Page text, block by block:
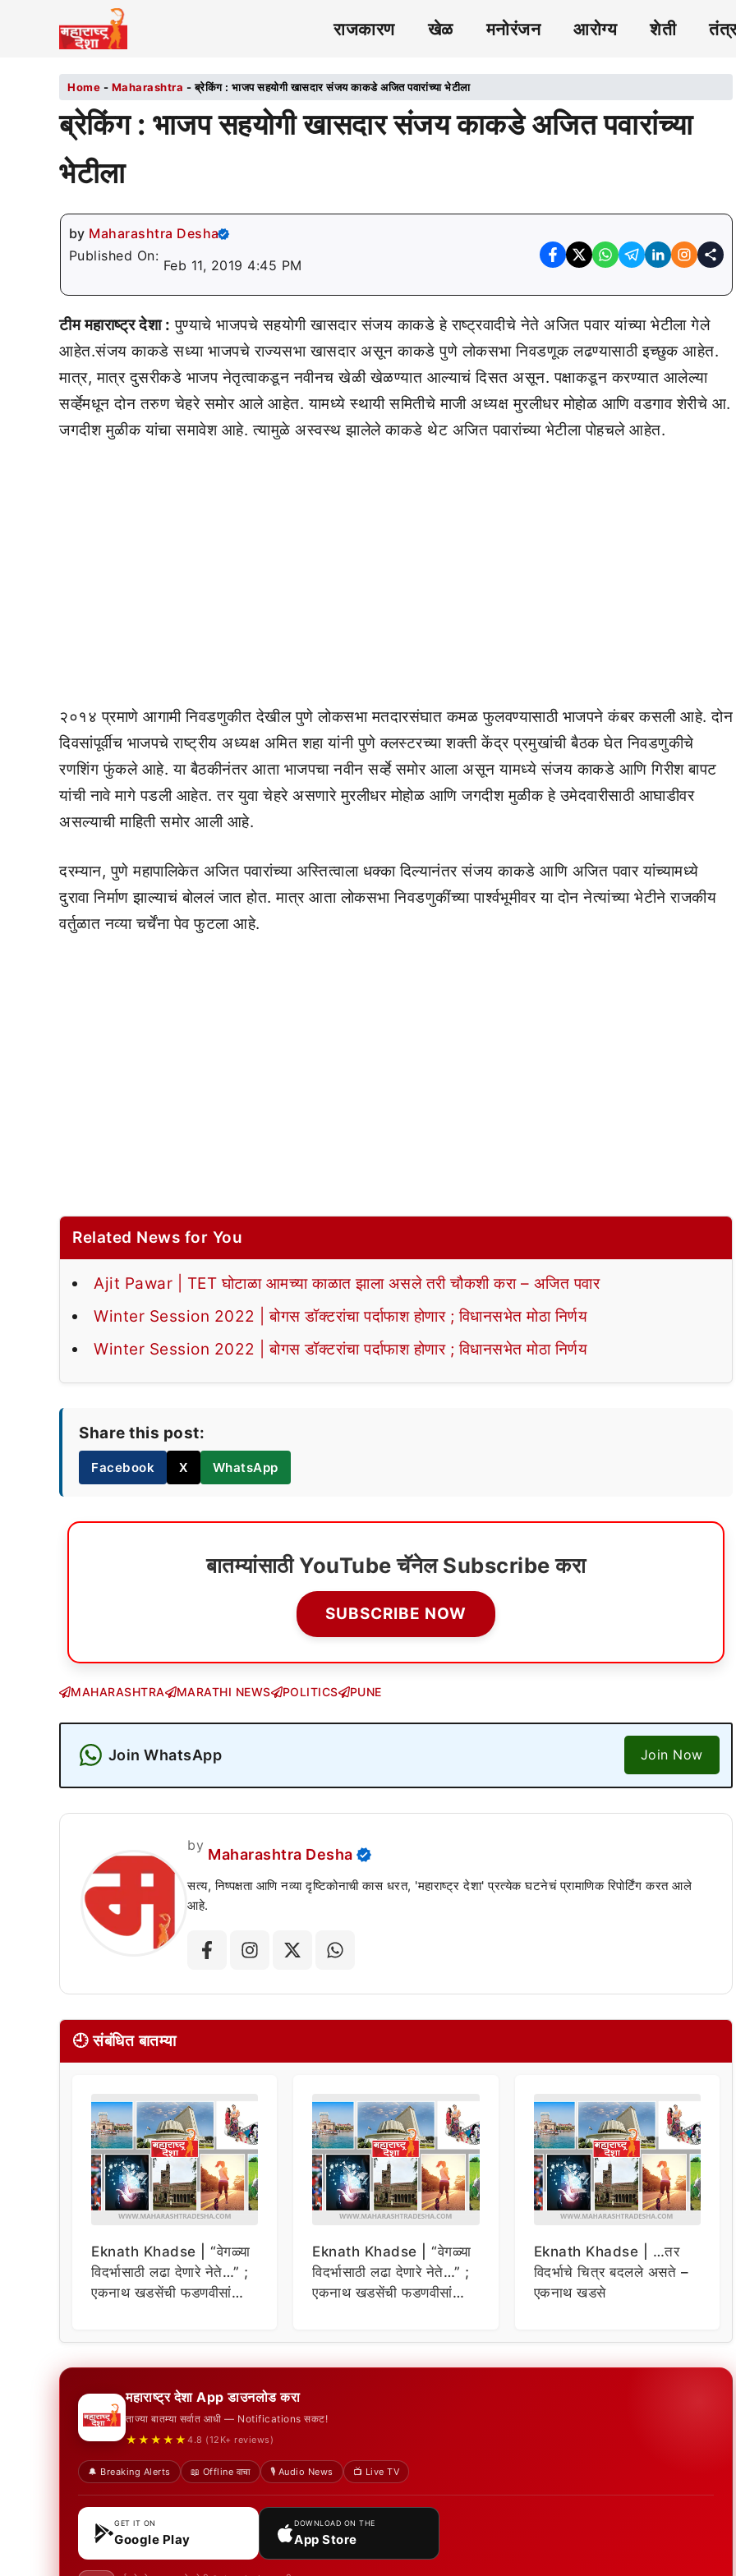
राजकारण खेळ मनोरंजन आरोग्य शेती
Home - Maharashtra -ब्रेकिंग : भाजप सहयोगी खासदार संजय काकडे अजित पवारांच्या भेटीला
ब्रेकिंग : भाजप सहयोगी खासदार संजय काकडे अजित पवारांच्या
भेटीला
by Maharashtra Desha
Published On:
Feb 11, 2019 4:45 PM
टीम महाराष्ट्र देशा : पुण्याचे भाजपचे सहयोगी खासदार संजय काकडे हे राष्ट्रवादीचे नेते अजित पवार यांच्या भेटीला गेले
आहेत.संजय काकडे सध्या भाजपचे राज्यसभा खासदार असून काकडे पुणे लोकसभा निवडणूक लढण्यासाठी इच्छुक आहेत.
मात्र, मात्र दुसरीकडे भाजप नेतृत्वाकडून नवीनच खेळी खेळण्यात आल्याचं दिसत असून. पक्षाकडून करण्यात आलेल्या
सर्व्हेमधून दोन तरुण चेहरे समोर आले आहेत. यामध्ये स्थायी समितीचे माजी अध्यक्ष मुरलीधर मोहोळ आणि वडगाव शेरीचे आ.
जगदीश मुळीक यांचा समावेश आहे. त्यामुळे अस्वस्थ झालेले काकडे थेट अजित पवारांच्या भेटीला पोहचले आहेत.
२०१४ प्रमाणे आगामी निवडणुकीत देखील पुणे लोकसभा मतदारसंघात कमळ फुलवण्यासाठी भाजपने कंबर कसली आहे. दोन
दिवसांपूर्वीच भाजपचे राष्ट्रीय अध्यक्ष अमित शहा यांनी पुणे क्लस्टरच्या शक्ती केंद्र प्रमुखांची बैठक घेत निवडणुकीचे
रणशिंग फुंकले आहे. या बैठकीनंतर आता भाजपचा नवीन सर्व्हे समोर आला असून यामध्ये संजय काकडे आणि गिरीश बापट
यांची नावे मागे पडली आहेत. तर युवा चेहरे असणारे मुरलीधर मोहोळ आणि जगदीश मुळीक हे उमेदवारीसाठी आघाडीवर
असल्याची माहिती समोर आली आहे.
दरम्यान, पुणे महापालिकेत अजित पवारांच्या अस्तित्वाला धक्का दिल्यानंतर संजय काकडे आणि अजित पवार यांच्यामध्ये
दुरावा निर्माण झाल्याचं बोललं जात होत. मात्र आता लोकसभा निवडणुकींच्या पार्श्वभूमीवर या दोन नेत्यांच्या भेटीने राजकीय
वर्तुळात नव्या चर्चेंना पेव फुटला आहे.
Related News for You
Ajit Pawar | TET घोटाळा आमच्या काळात झाला असले तरी चौकशी करा – अजित पवार
Winter Session 2022 | बोगस डॉक्टरांचा पर्दाफाश होणार ; विधानसभेत मोठा निर्णय
Winter Session 2022 | बोगस डॉक्टरांचा पर्दाफाश होणार ; विधानसभेत मोठा निर्णय
Share this post:
Facebook X WhatsApp
बातम्यांसाठी YouTube चॅनेल Subscribe करा
SUBSCRIBE NOW
MAHARASHTRA MARATHI NEWS POLITICS PUNE
Join WhatsApp Join Now
by
Maharashtra Desha
सत्य, निष्पक्षता आणि नव्या दृष्टिकोनाची कास धरत, 'महाराष्ट्र देशा' प्रत्येक घटनेचं प्रामाणिक रिपोर्टिंग करत आले
आहे.
🕘 संबंधित बातम्या
Eknath Khadse | “वेगळ्या
विदर्भासाठी लढा देणारे नेते…” ;
एकनाथ खडसेंची फडणवीसांना
Eknath Khadse | “वेगळ्या
विदर्भासाठी लढा देणारे नेते…” ;
एकनाथ खडसेंची फडणवीसांना
Eknath Khadse | …तर
विदर्भाचे चित्र बदलले असते –
एकनाथ खडसे
महाराष्ट्र देशा App डाउनलोड करा
ताज्या बातम्या सर्वात आधी — Notifications सकट!
★★★★★ 4.8 (12K+ reviews)
🔔 Breaking Alerts 📖 Offline वाचा 🎙️ Audio News 📺 Live TV
GET IT ON
Google Play
DOWNLOAD ON THE
App Store